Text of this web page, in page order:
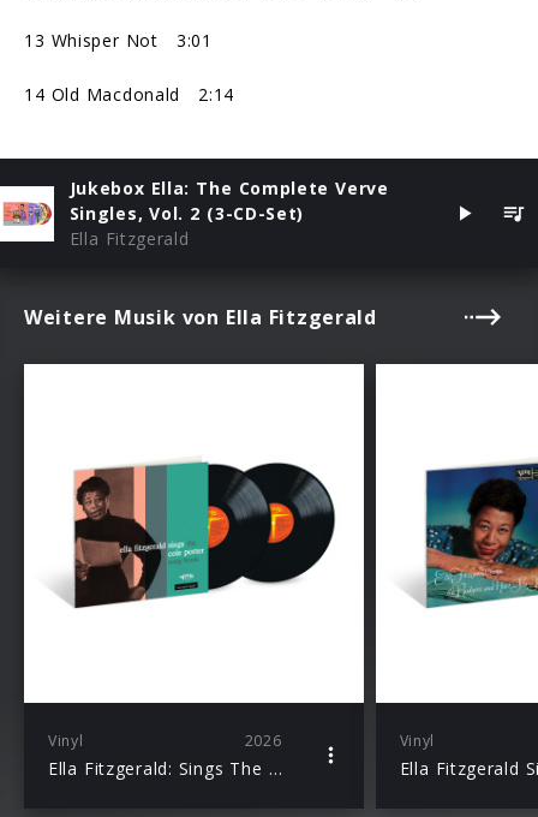
13 Whisper Not 3:01
14 Old Macdonald 2:14
Jukebox Ella: The Complete Verve
Singles, Vol. 2 (3-CD-Set)
Ella Fitzgerald
Weitere Musik von Ella Fitzgerald
Vinyl 2026
Ella Fitzgerald: Sings The Cole Porter Song Book (Acoustic Sounds)
Vinyl